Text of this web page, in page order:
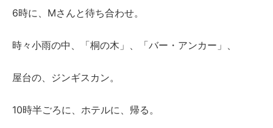
6時に、Mさんと待ち合わせ。
時々小雨の中、「桐の木」、「バー・アンカー」、
屋台の、ジンギスカン。
10時半ごろに、ホテルに、帰る。